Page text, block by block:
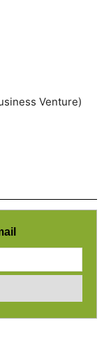
Venture)